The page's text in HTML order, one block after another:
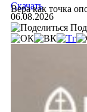
Вера как точка
Скачать
06.08.2026